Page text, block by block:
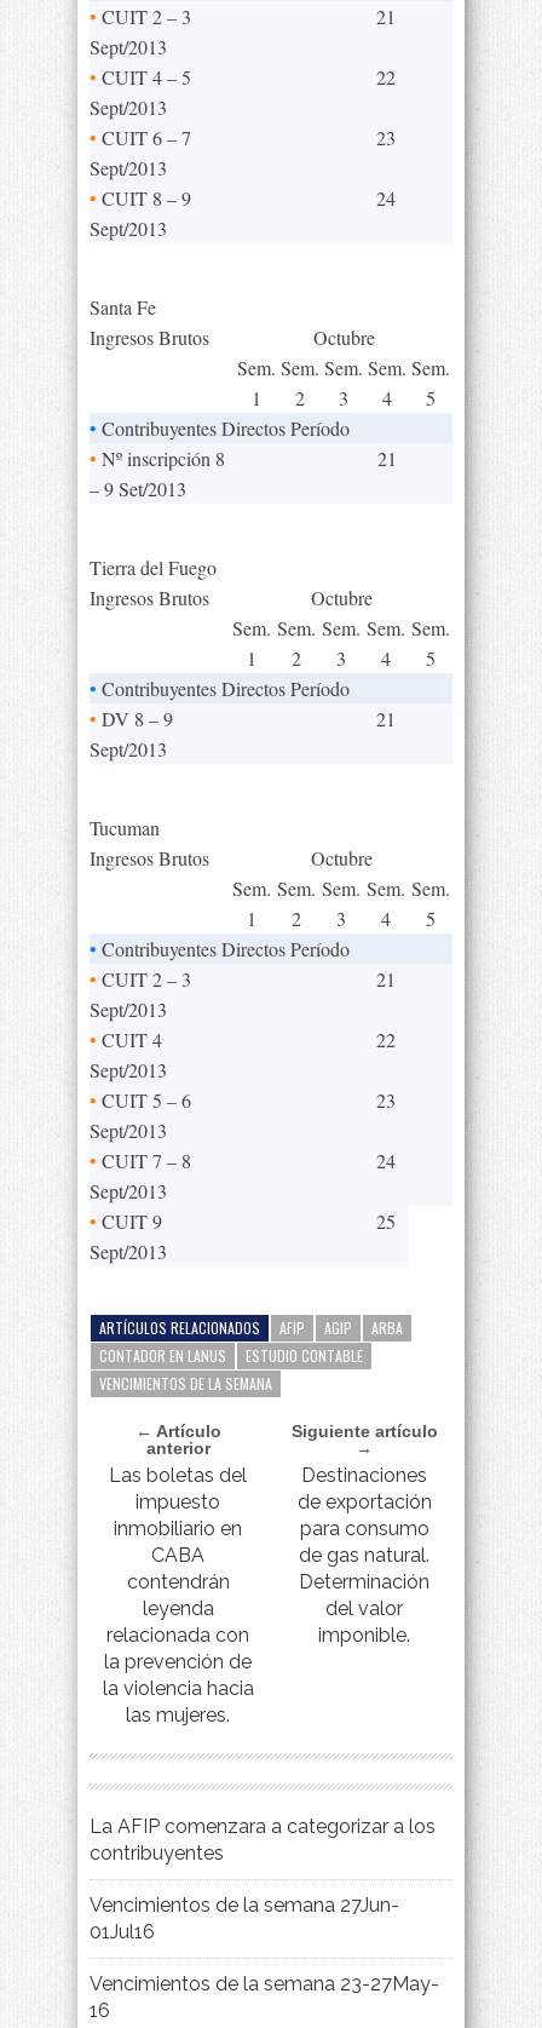
• CUIT 2 – 3
Sept/2013
21
• CUIT 4 – 5
Sept/2013
22
• CUIT 6 – 7
Sept/2013
23
• CUIT 8 – 9
Sept/2013
24
Santa Fe
Ingresos Brutos
Octubre
Sem.
1
Sem.
2
Sem.
3
Sem.
4
Sem.
5
• Contribuyentes Directos Período
• Nº inscripción 8
– 9 Set/2013
21
Tierra del Fuego
Ingresos Brutos
Octubre
Sem.
1
Sem.
2
Sem.
3
Sem.
4
Sem.
5
• Contribuyentes Directos Período
• DV 8 – 9
Sept/2013
21
Tucuman
Ingresos Brutos
Octubre
Sem.
1
Sem.
2
Sem.
3
Sem.
4
Sem.
5
• Contribuyentes Directos Período
• CUIT 2 – 3
Sept/2013
21
• CUIT 4
Sept/2013
22
• CUIT 5 – 6
Sept/2013
23
• CUIT 7 – 8
Sept/2013
24
• CUIT 9
Sept/2013
25
ARTÍCULOS RELACIONADOS AFIP AGIP
ARBA
CONTADOR EN LANUS
ESTUDIO CONTABLE
VENCIMIENTOS DE LA SEMANA
← Artículo
anterior
Las boletas del
impuesto
inmobiliario en
CABA
contendrán
leyenda
relacionada con
la prevención de
la violencia hacia
las mujeres.
Siguiente artículo
→
Destinaciones
de exportación
para consumo
de gas natural.
Determinación
del valor
imponible.
La AFIP comenzara a categorizar a los
contribuyentes
Vencimientos de la semana 27Jun-
01Jul16
Vencimientos de la semana 23-27May-
16